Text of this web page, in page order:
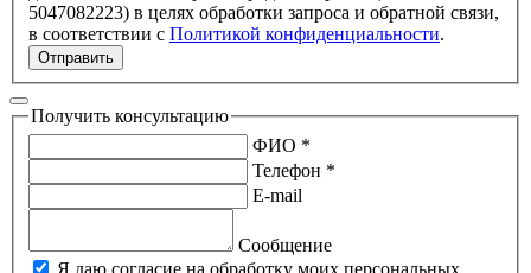
5047082223) в целях обработки запроса и обратной связи,
в соответствии с Политикой конфиденциальности.
Отправить
Получить консультацию
ФИО *
Телефон *
E-mail
Сообщение
Я даю согласие на обработку моих персональных